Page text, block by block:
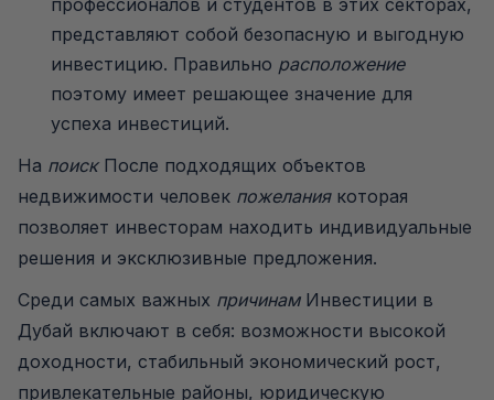
профессионалов и студентов в этих секторах,
представляют собой безопасную и выгодную
инвестицию. Правильно расположение
поэтому имеет решающее значение для
успеха инвестиций.
На поискПосле подходящих объектов
недвижимости человек пожеланиякоторая
позволяет инвесторам находить индивидуальные
решения и эксклюзивные предложения.
Среди самых важных причинамИнвестиции в
Дубай включают в себя: возможности высокой
доходности, стабильный экономический рост,
привлекательные районы, юридическую